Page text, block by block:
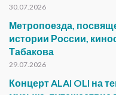
30.07.2026
Метропоезда,
истории России,
Табакова
29.07.2026
Концерт ALAI OLI на